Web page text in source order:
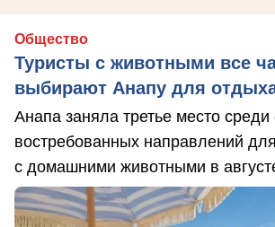
Общество
Туристы с животными все
выбирают Анапу для
Анапа заняла третье место
востребованных направлений
с домашними животными в